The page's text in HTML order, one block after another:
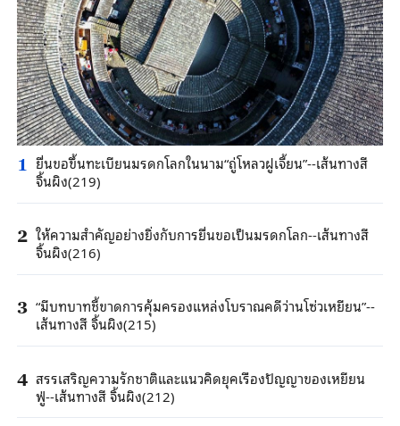
1 ยื่นขอขึ้นทะเบียนมรดกโลกในนาม“ถู่โหลวฝูเจี้ยน”--เส้นทางสี
จิ้นผิง(219)
2 ให้ความสำคัญอย่างยิ่งกับการยื่นขอเป็นมรดกโลก--เส้นทางสี
จิ้นผิง(216)
3 “มีบทบาทชี้ขาดการคุ้มครองแหล่งโบราณคดีว่านโซ่วเหยียน”--
เส้นทางสี จิ้นผิง(215)
4 สรรเสริญความรักชาติและแนวคิดยุคเรืองปัญญาของเหยียน
ฟู่--เส้นทางสี จิ้นผิง(212)